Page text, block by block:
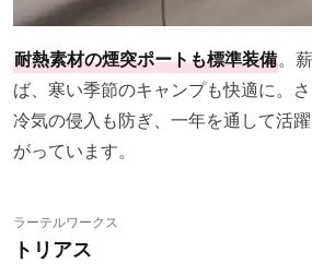
耐熱素材の煙突ポートも標準装備。
ば、寒い季節のキャンプも快適に。
冷気の侵入も防ぎ、一年を通して活
がっています。
ラーテルワークス
トリアス